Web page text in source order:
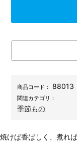
商品コード： 88013
関連カテゴリ：
季節もの
焼けば香ばしく、煮れ